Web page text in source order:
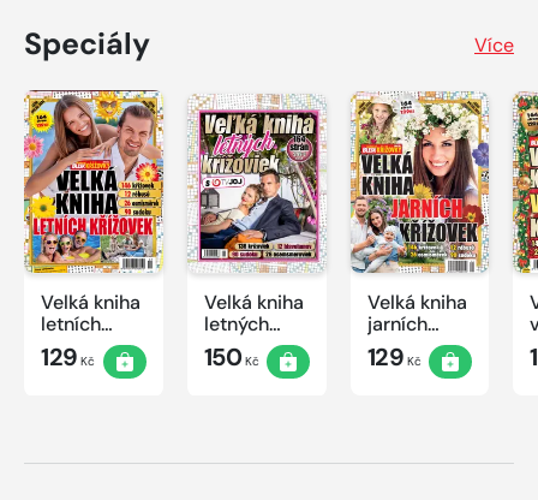
Speciály Více
Velká kniha
letních
křížovek
2026
129 Kč
Velká kniha
letných
krížoviek s
TV JOJ
150Kč
Velká kniha
jarních
křížovek
2026
129 Kč